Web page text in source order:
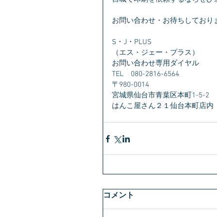
お問い合わせ・お待ちしており
S・J・PLUS
（エス・ジェー・プラス）
お問い合わせ専用ダイヤル
TEL　080-2816-6564
〒980-0014
宮城県仙台市青葉区本町1-5-2
はんこ屋さん２１仙台本町店内
コメント